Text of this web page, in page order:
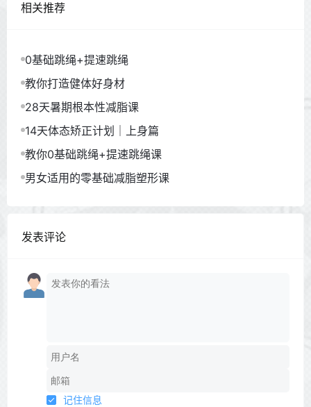
相关推荐
0基础跳绳+提速跳绳
教你打造健体好身材
28天暑期根本性减脂课
14天体态矫正计划｜上身篇
教你0基础跳绳+提速跳绳课
男女适用的零基础减脂塑形课
发表评论
记住信息